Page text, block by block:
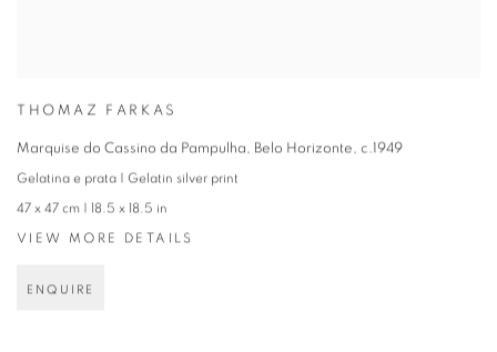
THOMAZ FARKAS
Marquise do Cassino da Pampulha, Belo Horizonte, c.1949
Gelatina e prata | Gelatin silver print
47 x 47 cm | 18.5 x 18.5 in
VIEW MORE DETAILS
ENQUIRE